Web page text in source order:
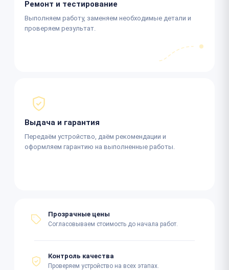
Ремонт и тестирование
Выполняем работу, заменяем необходимые детали и
проверяем результат.
Выдача и гарантия
Передаём устройство, даём рекомендации и
оформляем гарантию на выполненные работы.
Прозрачные цены
Согласовываем стоимость до начала работ.
Контроль качества
Проверяем устройство на всех этапах.